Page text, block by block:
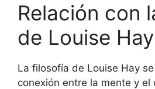
Relación con
de Louise Hay
La filosofía de Louise Hay
conexión entre la mente y el